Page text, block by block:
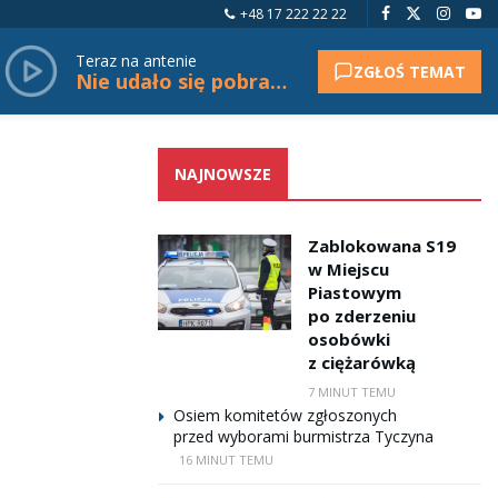
+48 17 222 22 22
Teraz na antenie
Nie udało się pobrać tytułu. ZGŁOŚ TEMAT
NAJNOWSZE
Zablokowana S19
w Miejscu
Piastowym
po zderzeniu
osobówki
z ciężarówką
7 MINUT TEMU
Osiem komitetów zgłoszonych
przed wyborami burmistrza Tyczyna
16 MINUT TEMU